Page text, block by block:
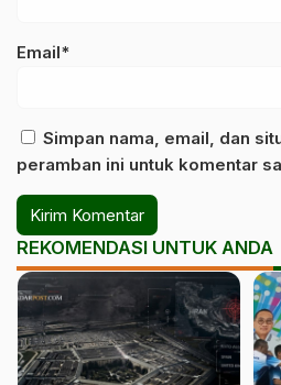
Email*
Simpan nama, email, dan
peramban ini untuk komentar
REKOMENDASI UNTUK ANDA